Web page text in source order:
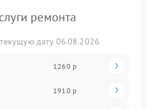
ремонта
дату 06.08.2026
1260 р
1910 р